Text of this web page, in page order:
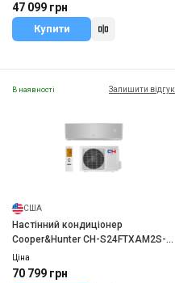
47 099 грн
Купити
В наявності Залишити відгук
США
Настінний кондиціонер
Cooper&Hunter CH-S24FTXAM2S-
SC
Ціна
70 799 грн